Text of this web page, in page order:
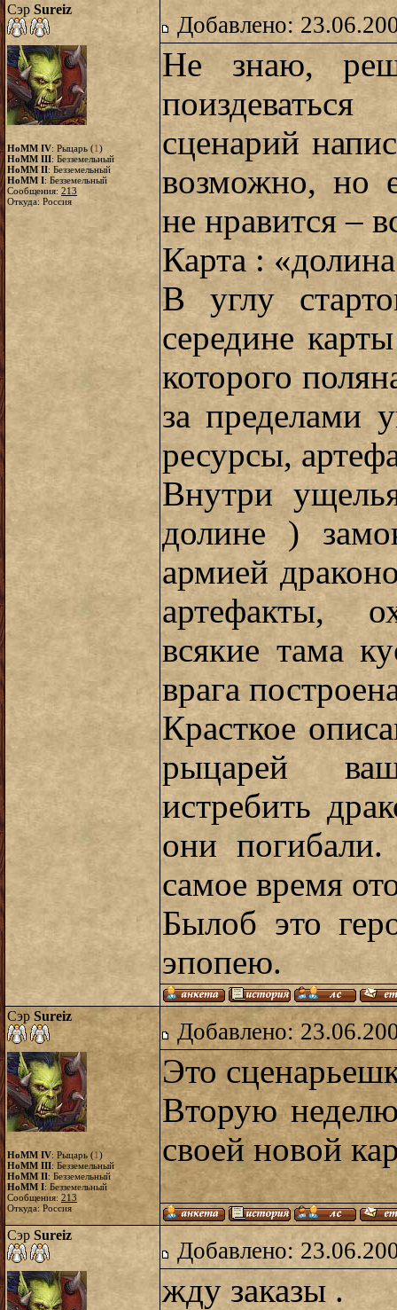
Сэр Sureiz
HoMM IV: Рыцарь (1)
HoMM III: Безземельный
HoMM II: Безземельный
HoMM I: Безземельный
Сообщения: 213
Откуда: Россия
Добавлено:
Не знаю,
сценарий
возможно, но
не нравится –
Карта :
В углу
середине
которого
за пределами
ресурсы,
Внутри
долине )
армией
артефакты,
всякие тама
врага
Красткое
рыцарей
истребить
они
самое время
Былоб это
эпопею.
Сэр Sureiz
HoMM IV: Рыцарь (1)
HoMM III: Безземельный
HoMM II: Безземельный
HoMM I: Безземельный
Сообщения: 213
Откуда: Россия
Добавлено:
Это
Вторую
своей новой
Сэр Sureiz
Добавлено:
жду заказы .